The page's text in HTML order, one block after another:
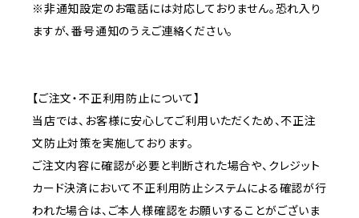
※非通知設定のお電話には対応しておりません。恐れ入り
ますが、番号通知のうえご連絡ください。
【ご注文・不正利用防止について】
当店では、お客様に安心してご利用いただくため、不正注
文防止対策を実施しております。
ご注文内容に確認が必要と判断された場合や、クレジット
カード決済において不正利用防止システムによる確認が行
われた場合は、ご本人様確認をお願いすることがございま